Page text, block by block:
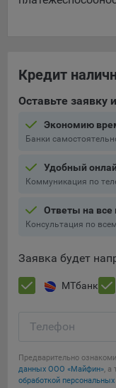
составить
анализа трафика на
9.5. Файлы cookie,
аудитории и в
Google Analytics.
Технические/
Необходимые для
платформ «Google
передаются третьим
Отключение
наиболее и
меры по
предпочтений
Кредит
Оставьте заявку
Экономию
Банки
Удобный
Коммуникация по
Ответы на все
Консультация по
Заявка будет
МТбанк
Телефон
Предварительно
данных ООО «Майфин», а
обработкой